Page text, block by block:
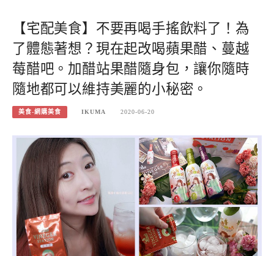
【宅配美食】不要再喝手搖飲料了！為
了體態著想？現在起改喝蘋果醋、蔓越
莓醋吧。加醋站果醋隨身包，讓你隨時
隨地都可以維持美麗的小秘密。
美食-網購美食 IKUMA 2020-06-20